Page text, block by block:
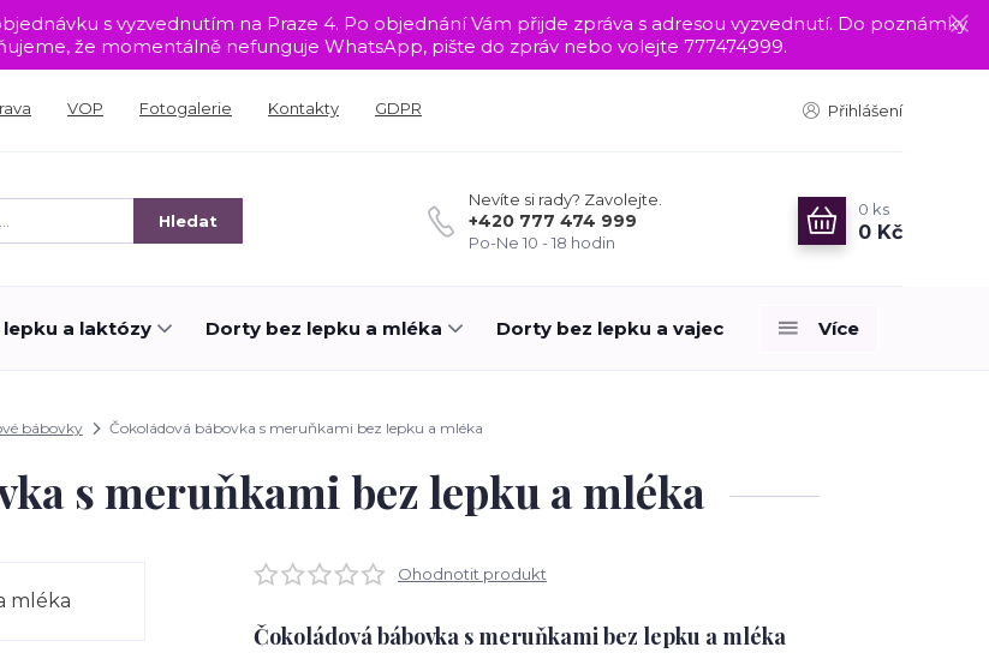
s vyzvednutím na Praze 4. Po objednání Vám přijde zpráva s adresou vyzvednutí. Do poznámky
že momentálně nefunguje WhatsApp, pište do zpráv nebo volejte 777474999.
VOP Fotogalerie Kontakty GDPR Přihlášení
Hledat
Nevíte si rady? Zavolejte.
+420 777 474 999
Po-Ne 10 - 18 hodin
0 ks
0 Kč
a laktózy Dorty bez lepku a mléka Dorty bez lepku a vajec Více
bábovky Čokoládová bábovka s meruňkami bez lepku a mléka
s meruňkami bez lepku a mléka
Ohodnotit produkt
Čokoládová bábovka s meruňkami bez lepku a mléka